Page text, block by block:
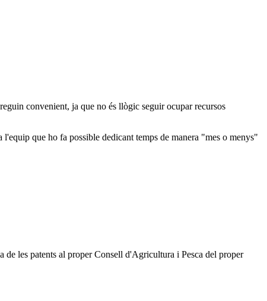
convenient, ja que no és llògic seguir ocupar recursos
que ho fa possible dedicant temps de manera "mes o menys"
de les patents al proper Consell d'Agricultura i Pesca del proper